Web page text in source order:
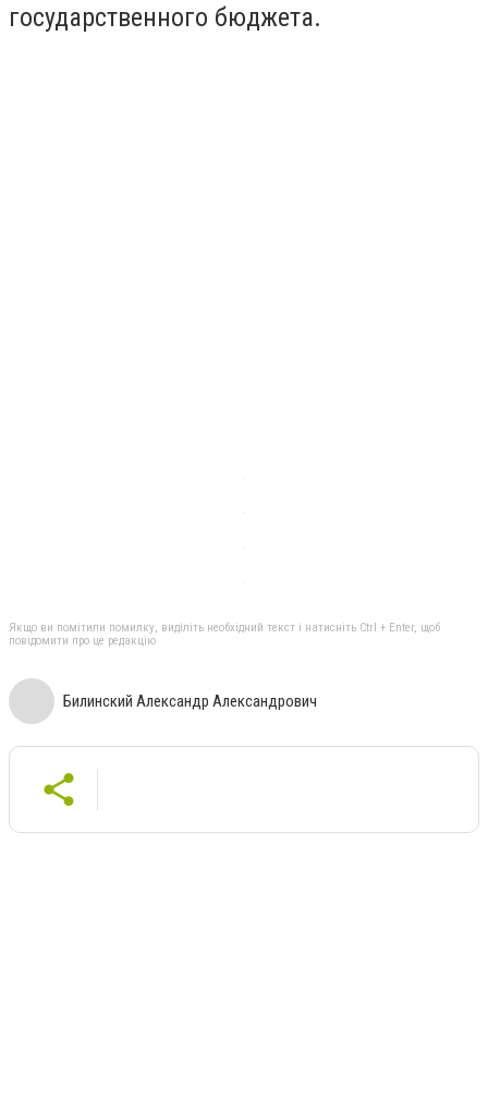
государственного бюджета.
Якщо ви помітили помилку, виділіть необхідний текст і натисніть Ctrl + Enter, щоб
повідомити про це редакцію
Билинский Александр Александрович